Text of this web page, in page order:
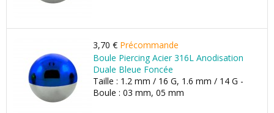
3,70 € Précommande
Boule Piercing Acier 316L Anodisation
Duale Bleue Foncée
Taille : 1.2 mm / 16 G, 1.6 mm / 14 G -
Boule : 03 mm, 05 mm